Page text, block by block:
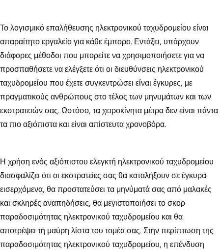
Το λογισμικό επαλήθευσης ηλεκτρονικού ταχυδρομείου είναι
απαραίτητο εργαλείο για κάθε έμπορο. Εντάξει, υπάρχουν
διάφορες μέθοδοι που μπορείτε να χρησιμοποιήσετε για να
προσπαθήσετε να ελέγξετε ότι οι διευθύνσεις ηλεκτρονικού
ταχυδρομείου που έχετε συγκεντρώσει είναι έγκυρες, με
πραγματικούς ανθρώπους στο τέλος των μηνυμάτων και των
εκστρατειών σας. Ωστόσο, τα χειροκίνητα μέτρα δεν είναι πάντα
τα πιο αξιόπιστα και είναι απίστευτα χρονοβόρα.
Η χρήση ενός αξιόπιστου ελεγκτή ηλεκτρονικού ταχυδρομείου
διασφαλίζει ότι οι εκστρατείες σας θα καταλήξουν σε έγκυρα
εισερχόμενα, θα προστατεύσει τα μηνύματά σας από μαλακές
και σκληρές αναπηδήσεις, θα μεγιστοποιήσει το σκορ
παραδοσιμότητας ηλεκτρονικού ταχυδρομείου και θα
αποτρέψει τη μαύρη λίστα του τομέα σας. Στην περίπτωση της
παραδοσιμότητας ηλεκτρονικού ταχυδρομείου, η επένδυση